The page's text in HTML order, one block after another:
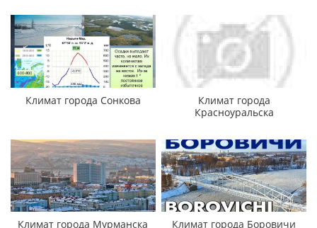
Климат города Сонкова
Климат города
Красноуральска
Климат города Мурманска Климат города Боровичи